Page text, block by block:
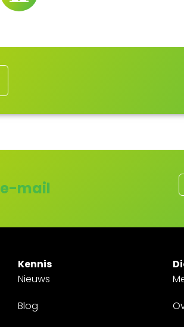
e-mail
Kennis
Nieuws
Blog